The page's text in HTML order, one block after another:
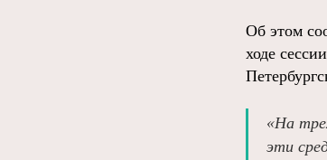
Об этом
ходе
«На
эти